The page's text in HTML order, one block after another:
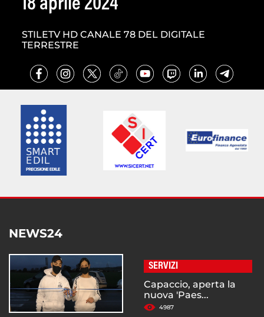
18 aprile 2024
STILETV HD CANALE 78 DEL DIGITALE
TERRESTRE
NEWS24
SERVIZI
Capaccio, aperta la
nuova 'Paes...
4987